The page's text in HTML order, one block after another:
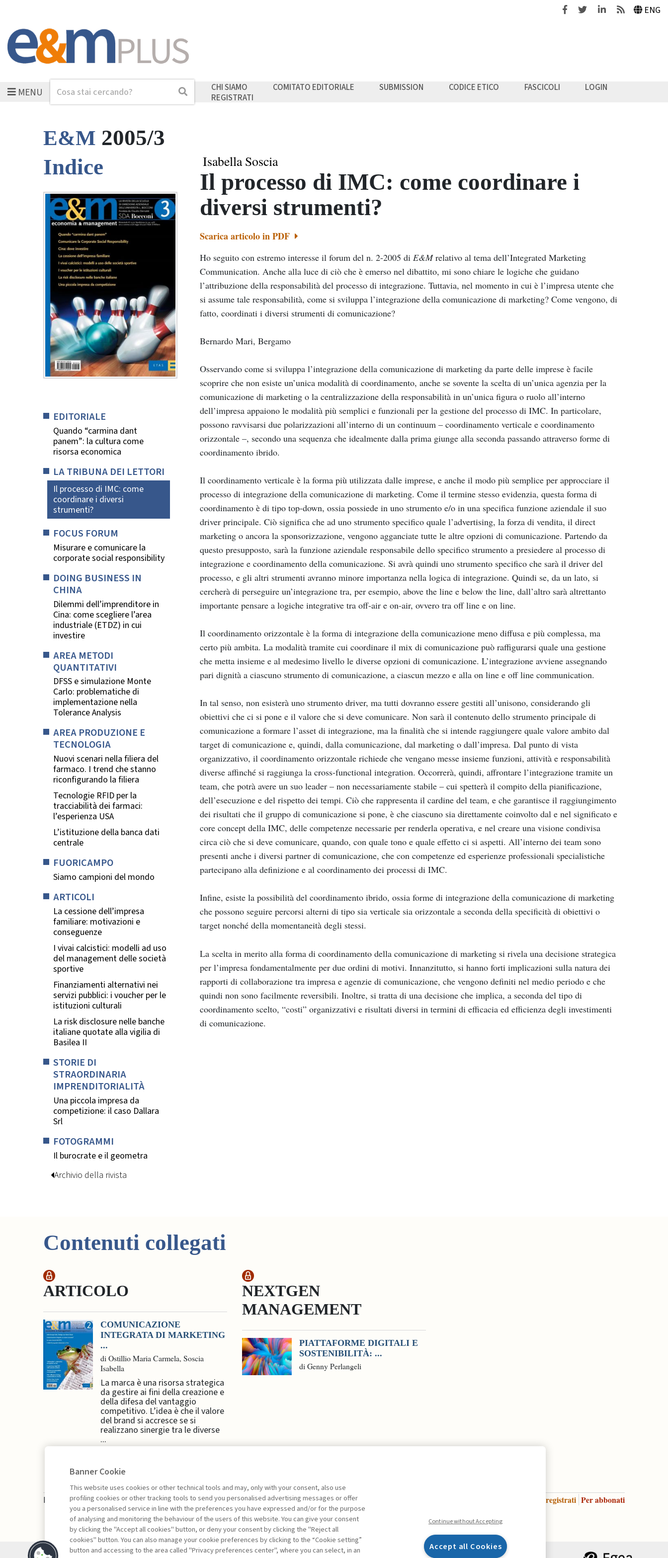
FacebookTwitterLinkedinFeeds ENG
MENUCerca Cerca CHI SIAMO COMITATO EDITORIALE SUBMISSION CODICE ETICO FASCICOLI
LOGIN
REGISTRATI
E&M 2005/3
Indice
EDITORIALE
Quando “carmina dant
panem”: la cultura come
risorsa economica
LA TRIBUNA DEI LETTORI
Il processo di IMC: come
coordinare i diversi
strumenti?
FOCUS FORUM
Misurare e comunicare la
corporate social responsibility
DOING BUSINESS IN
CHINA
Dilemmi dell’imprenditore in
Cina: come scegliere l’area
industriale (ETDZ) in cui
investire
AREA METODI
QUANTITATIVI
DFSS e simulazione Monte
Carlo: problematiche di
implementazione nella
Tolerance Analysis
AREA PRODUZIONE E
TECNOLOGIA
Nuovi scenari nella filiera del
farmaco. I trend che stanno
riconfigurando la filiera
Tecnologie RFID per la
tracciabilità dei farmaci:
l’esperienza USA
L’istituzione della banca dati
centrale
FUORICAMPO
Siamo campioni del mondo
ARTICOLI
La cessione dell’impresa
familiare: motivazioni e
conseguenze
I vivai calcistici: modelli ad uso
del management delle società
sportive
Finanziamenti alternativi nei
servizi pubblici: i voucher per le
istituzioni culturali
La risk disclosure nelle banche
italiane quotate alla vigilia di
Basilea II
STORIE DI
STRAORDINARIA
IMPRENDITORIALITÀ
Una piccola impresa da
competizione: il caso Dallara
Srl
FOTOGRAMMI
Il burocrate e il geometra
Archivio della rivista
Isabella Soscia
Il processo di IMC: come coordinare i
diversi strumenti?
Scarica articolo in PDF
Ho seguito con estremo interesse il forum del n. 2-2005 di E&Mrelativo al tema dell’Integrated Marketing
Communication. Anche alla luce di ciò che è emerso nel dibattito, mi sono chiare le logiche che guidano
l’attribuzione della responsabilità del processo di integrazione. Tuttavia, nel momento in cui è l’impresa utente che
si assume tale responsabilità, come si sviluppa l’integrazione della comunicazione di marketing? Come vengono, di
fatto, coordinati i diversi strumenti di comunicazione?
Bernardo Mari, Bergamo
Osservando come si sviluppa l’integrazione della comunicazione di marketing da parte delle imprese è facile
scoprire che non esiste un’unica modalità di coordinamento, anche se sovente la scelta di un’unica agenzia per la
comunicazione di marketing o la centralizzazione della responsabilità in un’unica figura o ruolo all’interno
dell’impresa appaiono le modalità più semplici e funzionali per la gestione del processo di IMC. In particolare,
possono ravvisarsi due polarizzazioni all’interno di un continuum – coordinamento verticale e coordinamento
orizzontale –, secondo una sequenza che idealmente dalla prima giunge alla seconda passando attraverso forme di
coordinamento ibrido.
Il coordinamento verticale è la forma più utilizzata dalle imprese, e anche il modo più semplice per approcciare il
processo di integrazione della comunicazione di marketing. Come il termine stesso evidenzia, questa forma di
coordinamento è di tipo top-down, ossia possiede in uno strumento e/o in una specifica funzione aziendale il suo
driver principale. Ciò significa che ad uno strumento specifico quale l’advertising, la forza di vendita, il direct
marketing o ancora la sponsorizzazione, vengono agganciate tutte le altre opzioni di comunicazione. Partendo da
questo presupposto, sarà la funzione aziendale responsabile dello specifico strumento a presiedere al processo di
integrazione e coordinamento della comunicazione. Si avrà quindi uno strumento specifico che sarà il driver del
processo, e gli altri strumenti avranno minore importanza nella logica di integrazione. Quindi se, da un lato, si
cercherà di perseguire un’integrazione tra, per esempio, above the line e below the line, dall’altro sarà altrettanto
importante pensare a logiche integrative tra off-air e on-air, ovvero tra off line e on line.
Il coordinamento orizzontale è la forma di integrazione della comunicazione meno diffusa e più complessa, ma
certo più ambita. La modalità tramite cui coordinare il mix di comunicazione può raffigurarsi quale una gestione
che metta insieme e al medesimo livello le diverse opzioni di comunicazione. L’integrazione avviene assegnando
pari dignità a ciascuno strumento di comunicazione, a ciascun mezzo e alla on line e off line communication.
In tal senso, non esisterà uno strumento driver, ma tutti dovranno essere gestiti all’unisono, considerando gli
obiettivi che ci si pone e il valore che si deve comunicare. Non sarà il contenuto dello strumento principale di
comunicazione a formare l’asset di integrazione, ma la finalità che si intende raggiungere quale valore ambito dal
target di comunicazione e, quindi, dalla comunicazione, dal marketing o dall’impresa. Dal punto di vista
organizzativo, il coordinamento orizzontale richiede che vengano messe insieme funzioni, attività e responsabilità
diverse affinché si raggiunga la cross-functional integration. Occorrerà, quindi, affrontare l’integrazione tramite un
team, che potrà avere un suo leader – non necessariamente stabile – cui spetterà il compito della pianificazione,
dell’esecuzione e del rispetto dei tempi. Ciò che rappresenta il cardine del team, e che garantisce il raggiungimento
dei risultati che il gruppo di comunicazione si pone, è che ciascuno sia direttamente coinvolto dal e nel significato e
core concept della IMC, delle competenze necessarie per renderla operativa, e nel creare una visione condivisa
circa ciò che si deve comunicare, quando, con quale tono e quale effetto ci si aspetti. All’interno dei team sono
presenti anche i diversi partner di comunicazione, che con competenze ed esperienze professionali specialistiche
partecipano alla definizione e al coordinamento dei processi di IMC.
Infine, esiste la possibilità del coordinamento ibrido, ossia forme di integrazione della comunicazione di marketing
che possono seguire percorsi alterni di tipo sia verticale sia orizzontale a seconda della specificità di obiettivi o
target nonché della momentaneità degli stessi.
La scelta in merito alla forma di coordinamento della comunicazione di marketing si rivela una decisione strategica
per l’impresa fondamentalmente per due ordini di motivi. Innanzitutto, si hanno forti implicazioni sulla natura dei
rapporti di collaborazione tra impresa e agenzie di comunicazione, che vengono definiti nel medio periodo e che
quindi non sono facilmente reversibili. Inoltre, si tratta di una decisione che implica, a seconda del tipo di
coordinamento scelto, “costi” organizzativi e risultati diversi in termini di efficacia ed efficienza degli investimenti
di comunicazione.
Contenuti collegati
ARTICOLO
COMUNICAZIONE
INTEGRATA DI MARKETING
...
di Ostillio Maria Carmela, Soscia
Isabella
La marca è una risorsa strategica
da gestire ai fini della creazione e
della difesa del vantaggio
competitivo. L’idea è che il valore
del brand si accresce se si
realizzano sinergie tra le diverse
...
NEXTGEN
MANAGEMENT
PIATTAFORME DIGITALI E
SOSTENIBILITÀ: ...
di Genny Perlangeli
La consultazione dei libri è riservata esclusivamente agli abbonati Premium Per registrati Per abbonati
Banner Cookie
This website uses cookies or other technical tools and may, only with your consent, also use
profiling cookies or other tracking tools to send you personalised advertising messages or offer
you a personalised service in line with the preferences you have expressed and/or for the purpose
of analysing and monitoring the behaviour of the users of this website. You can give your consent
by clicking the "Accept all cookies" button, or deny your consent by clicking the "Reject all
cookies" button. You can also manage your cookie preferences by clicking to the “Cookie setting”
button and accessing to the area called "Privacy preferences center", where you can select, in an
Continue without Accepting
Accept all Cookies